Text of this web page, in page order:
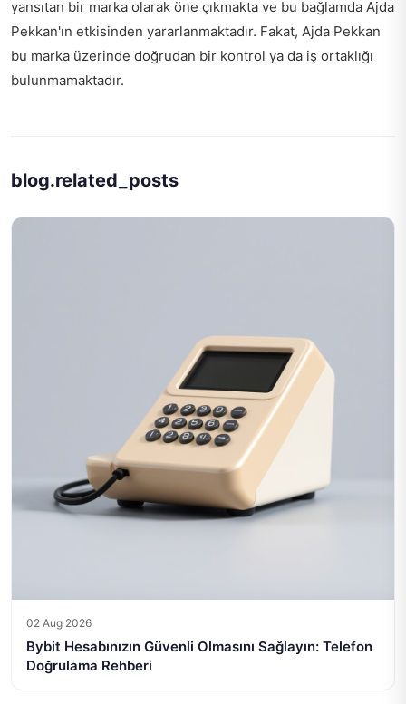
yansıtan bir marka olarak öne çıkmakta ve bu bağlamda Ajda
Pekkan'ın etkisinden yararlanmaktadır. Fakat, Ajda Pekkan
bu marka üzerinde doğrudan bir kontrol ya da iş ortaklığı
bulunmamaktadır.
blog.related_posts
02 Aug 2026
Bybit Hesabınızın Güvenli Olmasını Sağlayın: Telefon
Doğrulama Rehberi